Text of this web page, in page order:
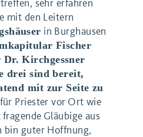
sehr erfahren
mit den Leitern
in Burghausen
Fischer
Kirchgessner
drei sind bereit,
mit zur Seite zu
Priester vor Ort wie
Gläubige aus
bin guter Hoffnung,